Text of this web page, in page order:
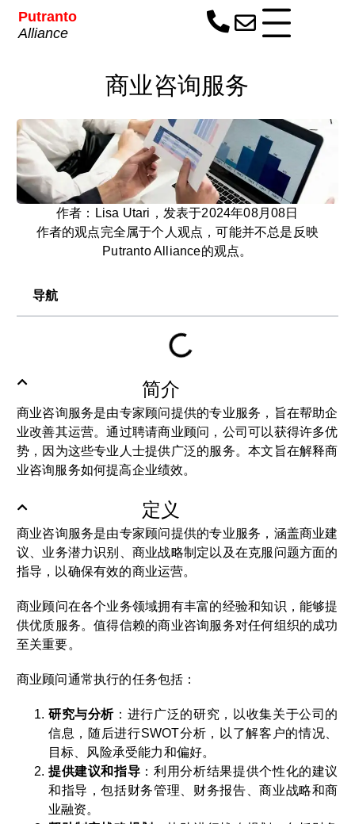
Putranto
Alliance
商业咨询服务
作者：Lisa Utari，发表于2024年08月08日
作者的观点完全属于个人观点，可能并不总是反映
Putranto Alliance的观点。
导航
简介
商业咨询服务是由专家顾问提供的专业服务，旨在帮助企
业改善其运营。通过聘请商业顾问，公司可以获得许多优
势，因为这些专业人士提供广泛的服务。本文旨在解释商
业咨询服务如何提高企业绩效。
定义
商业咨询服务是由专家顾问提供的专业服务，涵盖商业建
议、业务潜力识别、商业战略制定以及在克服问题方面的
指导，以确保有效的商业运营。
商业顾问在各个业务领域拥有丰富的经验和知识，能够提
供优质服务。值得信赖的商业咨询服务对任何组织的成功
至关重要。
商业顾问通常执行的任务包括：
研究与分析 ：进行广泛的研究，以收集关于公司的
信息，随后进行SWOT分析，以了解客户的情况、
目标、风险承受能力和偏好。
提供建议和指导 ：利用分析结果提供个性化的建议
和指导，包括财务管理、财务报告、商业战略和商
业融资。